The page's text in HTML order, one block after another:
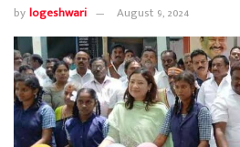
bylogeshwari August 9, 2024